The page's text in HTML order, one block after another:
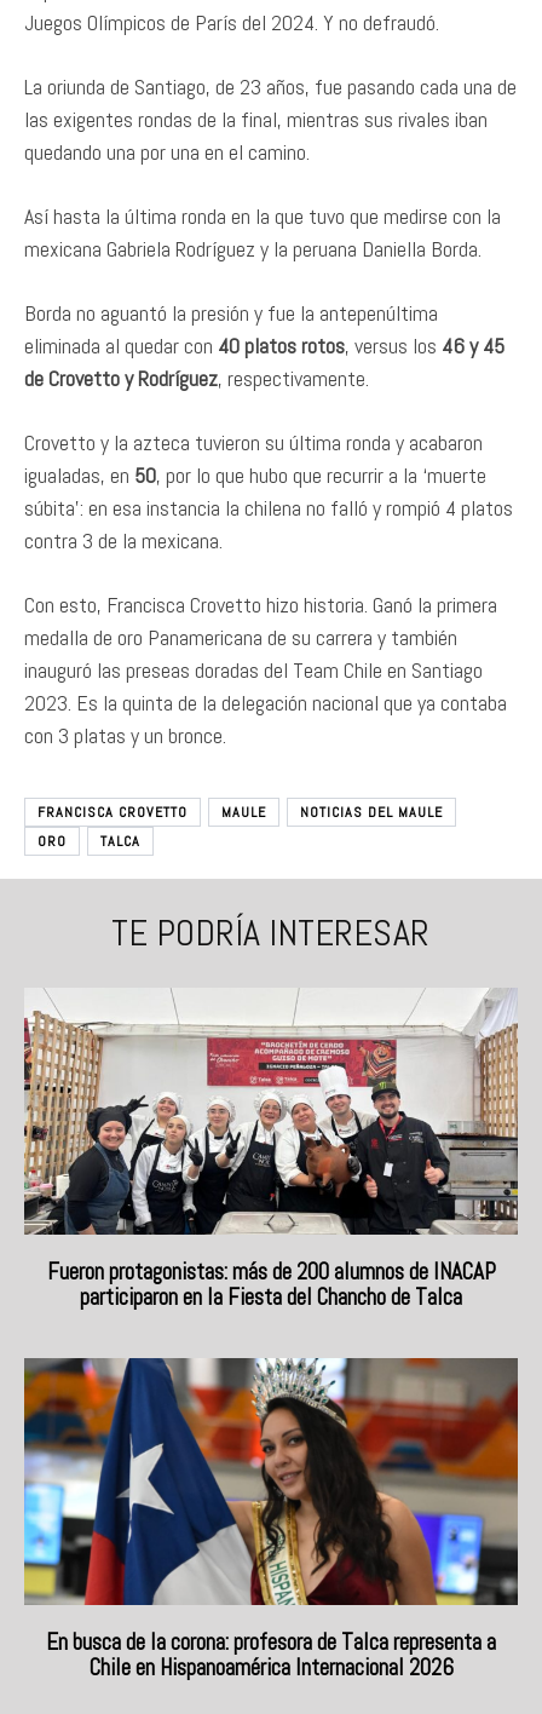
Juegos Olímpicos de París del 2024. Y no defraudó.
La oriunda de Santiago, de 23 años, fue pasando cada una de
las exigentes rondas de la final, mientras sus rivales iban
quedando una por una en el camino.
Así hasta la última ronda en la que tuvo que medirse con la
mexicana Gabriela Rodríguez y la peruana Daniella Borda.
Borda no aguantó la presión y fue la antepenúltima
eliminada al quedar con 40 platos rotos, versus los 46 y 45
de Crovetto y Rodríguez, respectivamente.
Crovetto y la azteca tuvieron su última ronda y acabaron
igualadas, en 50, por lo que hubo que recurrir a la ‘muerte
súbita’: en esa instancia la chilena no falló y rompió 4 platos
contra 3 de la mexicana.
Con esto, Francisca Crovetto hizo historia. Ganó la primera
medalla de oro Panamericana de su carrera y también
inauguró las preseas doradas del Team Chile en Santiago
2023. Es la quinta de la delegación nacional que ya contaba
con 3 platas y un bronce.
FRANCISCA CROVETTO MAULE
NOTICIAS DEL MAULE
ORO
TALCA
TE PODRÍA INTERESAR
Fueron protagonistas: más de 200 alumnos de INACAP
participaron en la Fiesta del Chancho de Talca
En busca de la corona: profesora de Talca representa a
Chile en Hispanoamérica Internacional 2026